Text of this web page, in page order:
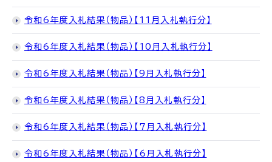
令和6年度入札結果（物品）【11月入札執行分】
令和6年度入札結果（物品）【10月入札執行分】
令和6年度入札結果（物品）【9月入札執行分】
令和6年度入札結果（物品）【8月入札執行分】
令和6年度入札結果（物品）【7月入札執行分】
令和6年度入札結果（物品）【6月入札執行分】